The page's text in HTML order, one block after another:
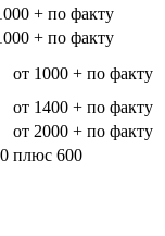
+ по факту
+ по факту
от 1000 + по факту
от 1400 + по факту
от 2000 + по факту
плюс 600